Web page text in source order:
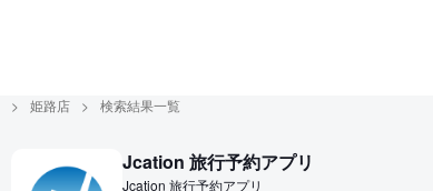
姫路店 検索結果一覧
Jcation 旅行予約アプリ
Jcation 旅行予約アプリ